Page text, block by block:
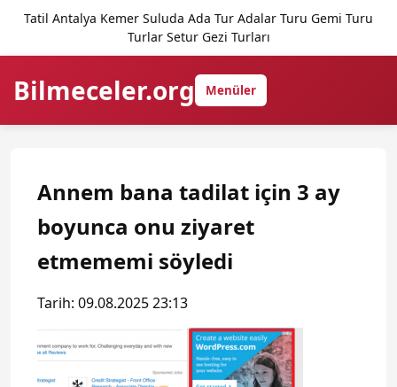
Tatil Antalya Kemer Suluda Ada Tur Adalar Turu Gemi Turu
Turlar Setur Gezi Turları
Bilmeceler.org Menüler
Annem bana tadilat için 3 ay
boyunca onu ziyaret
etmememi söyledi
Tarih: 09.08.2025 23:13